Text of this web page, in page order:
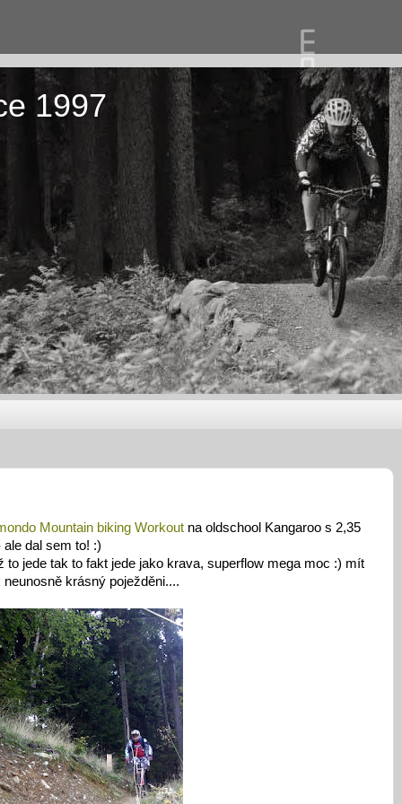
1997
Mountain biking Workout na oldschool Kangaroo s 2,35
dal sem to! :)
jede tak to fakt jede jako krava, superflow mega moc :) mít
krásný poježděni....